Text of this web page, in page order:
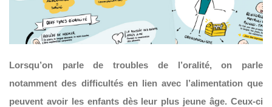
Lorsqu’on parle de troubles de l’oralité, on parle
notamment des difficultés en lien avec l’alimentation que
peuvent avoir les enfants dès leur plus jeune âge. Ceux-ci